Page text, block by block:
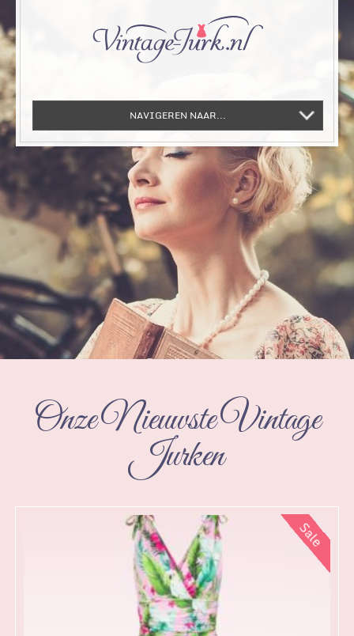
NAVIGEREN NAAR...
Onze Nieuwste Vintage
Jurken